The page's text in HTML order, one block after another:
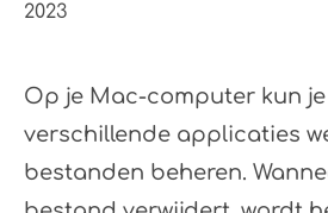
2023
Op je Mac-computer kun
verschillende applicaties
bestanden beheren.